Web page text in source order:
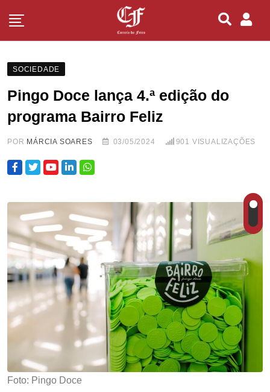
SOCIEDADE
Pingo Doce lança 4.ª edição do
programa Bairro Feliz
POR MÁRCIA SOARES 03/05/2024 901 VISUALIZAÇÕES
Foto: Pingo Doce